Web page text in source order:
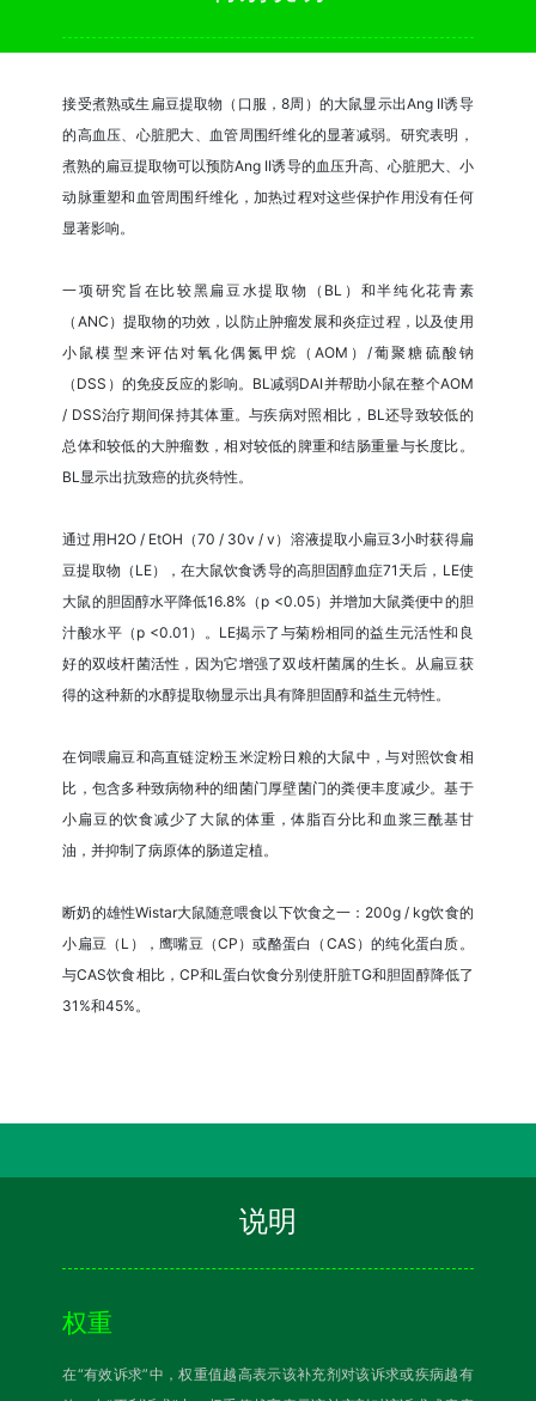
接受煮熟或生扁豆提取物（口服，8周）的大鼠显示出Ang II诱导
的高血压、心脏肥大、血管周围纤维化的显著减弱。研究表明，
煮熟的扁豆提取物可以预防Ang II诱导的血压升高、心脏肥大、小
动脉重塑和血管周围纤维化，加热过程对这些保护作用没有任何
显著影响。
一项研究旨在比较黑扁豆水提取物（BL）和半纯化花青素
（ANC）提取物的功效，以防止肿瘤发展和炎症过程，以及使用
小鼠模型来评估对氧化偶氮甲烷（AOM）/葡聚糖硫酸钠
（DSS）的免疫反应的影响。BL减弱DAI并帮助小鼠在整个AOM
/ DSS治疗期间保持其体重。与疾病对照相比，BL还导致较低的
总体和较低的大肿瘤数，相对较低的脾重和结肠重量与长度比。
BL显示出抗致癌的抗炎特性。
通过用H2O / EtOH（70 / 30v / v）溶液提取小扁豆3小时获得扁
豆提取物（LE），在大鼠饮食诱导的高胆固醇血症71天后，LE使
大鼠的胆固醇水平降低16.8%（p <0.05）并增加大鼠粪便中的胆
汁酸水平（p <0.01）。LE揭示了与菊粉相同的益生元活性和良
好的双歧杆菌活性，因为它增强了双歧杆菌属的生长。从扁豆获
得的这种新的水醇提取物显示出具有降胆固醇和益生元特性。
在饲喂扁豆和高直链淀粉玉米淀粉日粮的大鼠中，与对照饮食相
比，包含多种致病物种的细菌门厚壁菌门的粪便丰度减少。基于
小扁豆的饮食减少了大鼠的体重，体脂百分比和血浆三酰基甘
油，并抑制了病原体的肠道定植。
断奶的雄性Wistar大鼠随意喂食以下饮食之一：200g / kg饮食的
小扁豆（L），鹰嘴豆（CP）或酪蛋白（CAS）的纯化蛋白质。
与CAS饮食相比，CP和L蛋白饮食分别使肝脏TG和胆固醇降低了
31%和45%。
说明
权重
在“有效诉求”中，权重值越高表示该补充剂对该诉求或疾病越有